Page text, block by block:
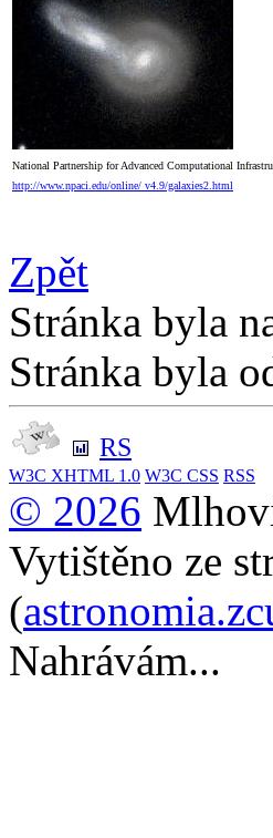
National Partnership for Advanced Computational
http://www.npaci.edu/online/ v4.9/galaxies2.html
Zpět
Stránka byla
Stránka byla
RS
W3C XHTML 1.0 W3C CSS RSS
© 2026
Vytištěno ze
(
Nahrávám...